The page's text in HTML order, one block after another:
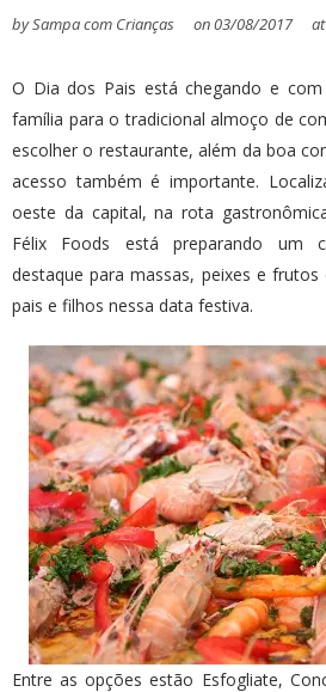
bySampa com Crianças on03/08/2017 at
O Dia dos Pais está chegando e
família para o tradicional almoço de
escolher o restaurante, além da boa
acesso também é importante.
oeste da capital, na rota
Félix Foods está preparando um
destaque para massas, peixes e
pais e filhos nessa data festiva.
Entre as opções estão Esfogliate,